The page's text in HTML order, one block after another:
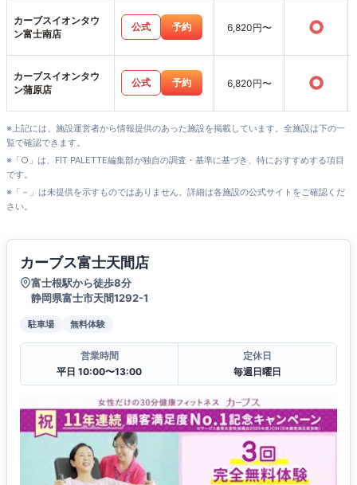
カーブスイオンタウ
ン富士南店
公式 予約 6,820円〜 ○
カーブスイオンタウ
ン蒲原店
公式 予約 6,820円〜 ○
※上記には、施設運営者から情報提供のあった施設を掲載しています。全施設は下の一
覧で確認できます。
※「○」は、FIT PALETTE編集部が独自の調査・基準に基づき、特におすすめする項目
です。
※「－」は未提供を示すものではありません。詳細は各施設の公式サイトをご確認くだ
さい。
カーブス富士天間店
富士根駅から徒歩8分
静岡県富士市天間1292-1
駐車場 無料体験
営業時間
平日 10:00〜13:00
定休日
毎週日曜日